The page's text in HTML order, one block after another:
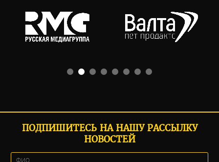
ПОДПИШИТЕСЬ НА НАШУ РАССЫЛКУ
НОВОСТЕЙ